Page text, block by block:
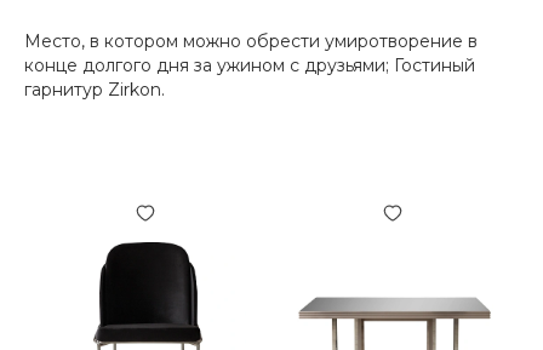
Место, в котором можно обрести умиротворение в
конце долгого дня за ужином с друзьями; Гостиный
гарнитур Zirkon.